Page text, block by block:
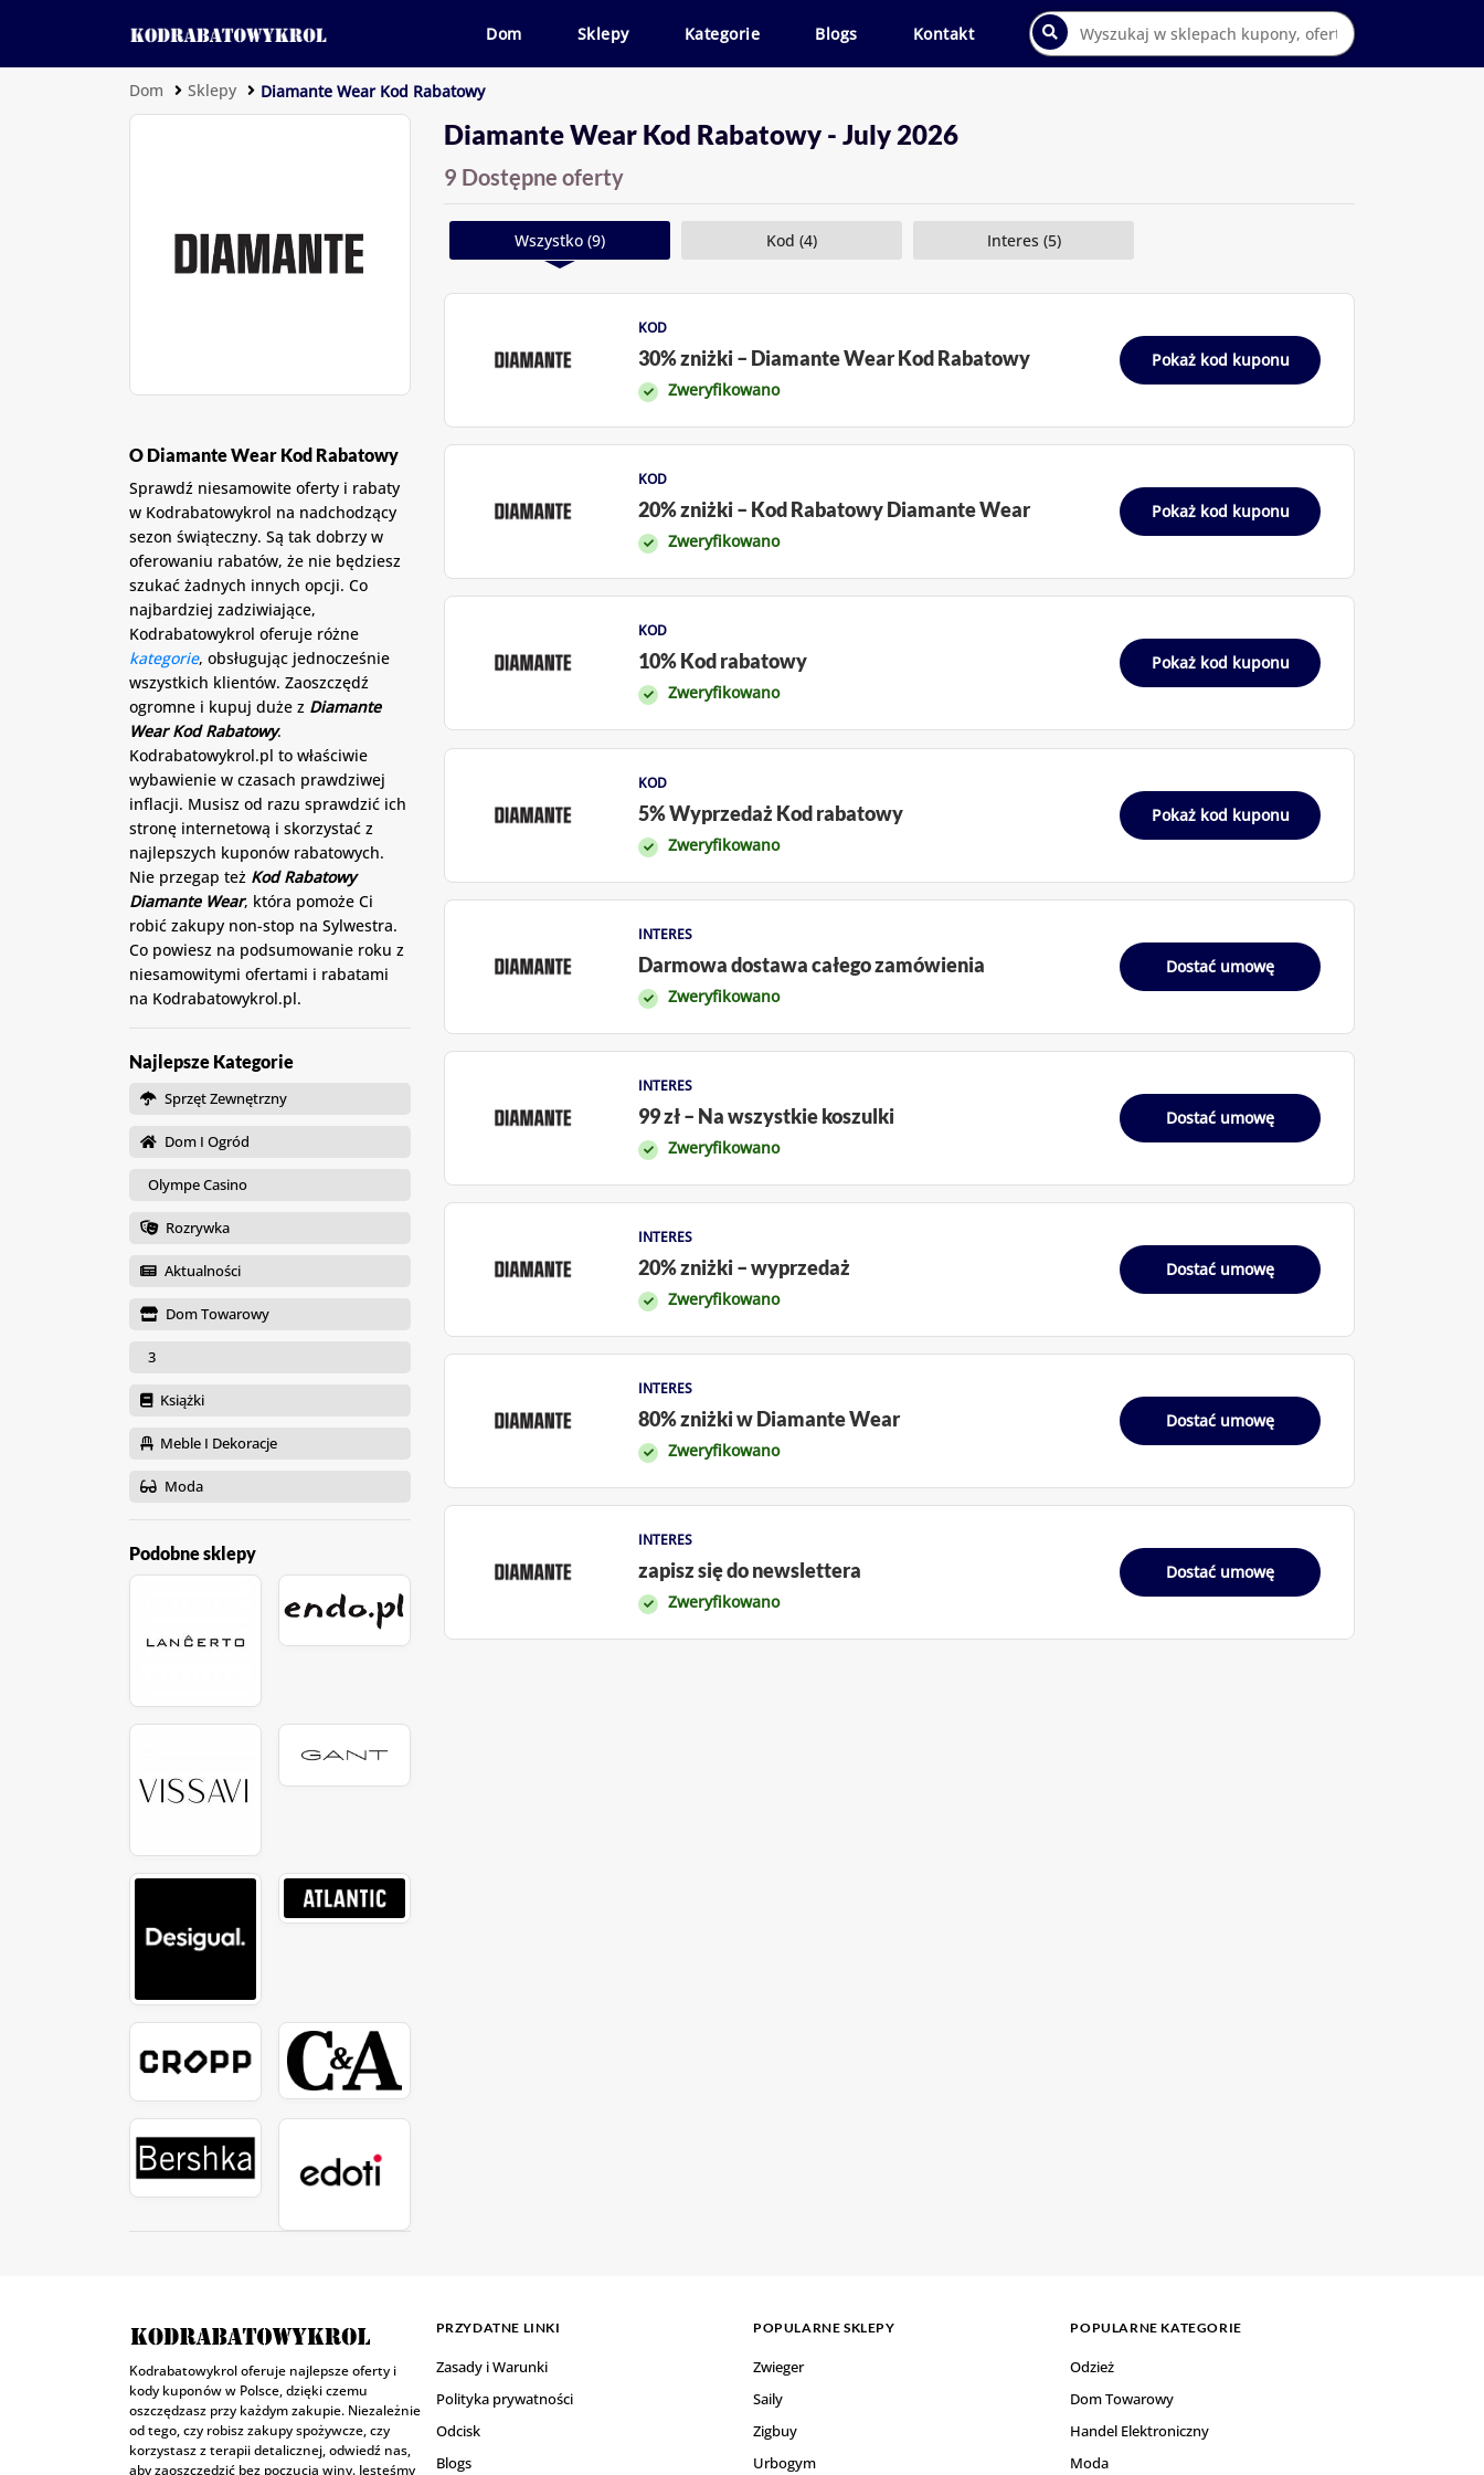
Dom Sklepy Kategorie Blogs Kontakt
Dom Sklepy Diamante Wear Kod Rabatowy
Diamante Wear Kod Rabatowy - July 2026
9 Dostępne oferty
Wszystko (9) Kod (4) Interes (5)
KOD
30% zniżki – Diamante Wear Kod Rabatowy
Zweryfikowano
Pokaż kod kuponu
KOD
20% zniżki – Kod Rabatowy Diamante Wear
Zweryfikowano
Pokaż kod kuponu
KOD
10% Kod rabatowy
Zweryfikowano
Pokaż kod kuponu
KOD
5% Wyprzedaż Kod rabatowy
Zweryfikowano
Pokaż kod kuponu
INTERES
Darmowa dostawa całego zamówienia
Zweryfikowano
Dostać umowę
INTERES
99 zł – Na wszystkie koszulki
Zweryfikowano
Dostać umowę
INTERES
20% zniżki – wyprzedaż
Zweryfikowano
Dostać umowę
INTERES
80% zniżki w Diamante Wear
Zweryfikowano
Dostać umowę
INTERES
zapisz się do newslettera
Zweryfikowano
Dostać umowę
O Diamante Wear Kod Rabatowy
Sprawdź niesamowite oferty i rabaty
w Kodrabatowykrol na nadchodzący
sezon świąteczny. Są tak dobrzy w
oferowaniu rabatów, że nie będziesz
szukać żadnych innych opcji. Co
najbardziej zadziwiające,
Kodrabatowykrol oferuje różne
kategorie, obsługując jednocześnie
wszystkich klientów. Zaoszczędź
ogromne i kupuj duże z Diamante
Wear Kod Rabatowy.
Kodrabatowykrol.pl to właściwie
wybawienie w czasach prawdziwej
inflacji. Musisz od razu sprawdzić ich
stronę internetową i skorzystać z
najlepszych kuponów rabatowych.
Nie przegap też Kod Rabatowy
Diamante Wear, która pomoże Ci
robić zakupy non-stop na Sylwestra.
Co powiesz na podsumowanie roku z
niesamowitymi ofertami i rabatami
na Kodrabatowykrol.pl.
Najlepsze Kategorie
Sprzęt Zewnętrzny
Dom I Ogród
Olympe Casino
Rozrywka
Aktualności
Dom Towarowy
3
Książki
Meble I Dekoracje
Moda
Podobne sklepy
Kodrabatowykrol oferuje najlepsze oferty i
kody kuponów w Polsce, dzięki czemu
oszczędzasz przy każdym zakupie. Niezależnie
od tego, czy robisz zakupy spożywcze, czy
korzystasz z terapii detalicznej, odwiedź nas,
aby zaoszczędzić bez poczucia winy. Jesteśmy
PRZYDATNE LINKI
Zasady i Warunki
Polityka prywatności
Odcisk
Blogs
POPULARNE SKLEPY
Zwieger
Saily
Zigbuy
Urbogym
POPULARNE KATEGORIE
Odzież
Dom Towarowy
Handel Elektroniczny
Moda